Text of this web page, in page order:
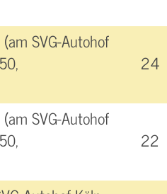
SVG-Autohof
24
SVG-Autohof
22